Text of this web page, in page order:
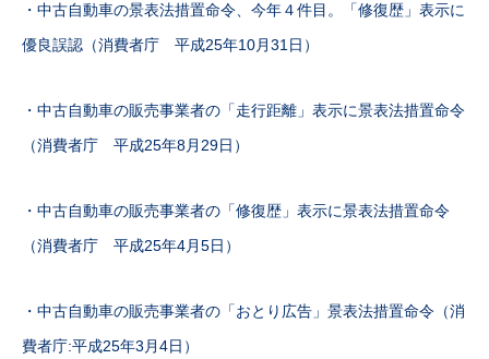
・中古自動車の景表法措置命令、今年４件目。「修復歴」表示に
優良誤認（消費者庁 平成25年10月31日）
・中古自動車の販売事業者の「走行距離」表示に景表法措置命令
（消費者庁 平成25年8月29日）
・中古自動車の販売事業者の「修復歴」表示に景表法措置命令
（消費者庁 平成25年4月5日）
・中古自動車の販売事業者の「おとり広告」景表法措置命令（消
費者庁:平成25年3月4日）